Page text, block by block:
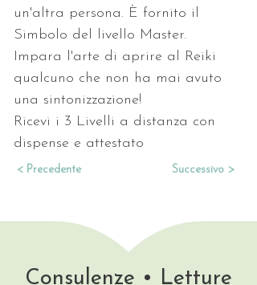
un'altra persona. È fornito il
Simbolo del livello Master.
Impara l'arte di aprire al Reiki
qualcuno che non ha mai avuto
una sintonizzazione!
Ricevi i 3 Livelli a distanza con
dispense e attestato
< Precedente Successivo >
Consulenze • Letture